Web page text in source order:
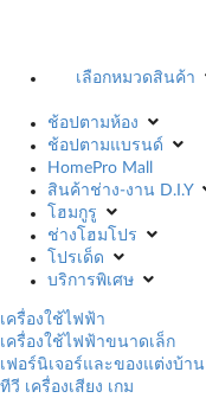
เลือกหมวดสินค้า
ช้อปตามห้อง
ช้อปตามแบรนด์
HomePro Mall
สินค้าช่าง-งาน D.I.Y
โฮมกูรู
ช่างโฮมโปร
โปรเด็ด
บริการพิเศษ
เครื่องใช้ไฟฟ้า
เครื่องใช้ไฟฟ้าขนาดเล็ก
เฟอร์นิเจอร์และของแต่งบ้าน
ทีวี เครื่องเสียง เกม